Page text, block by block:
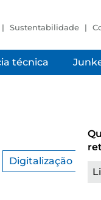
Sustentabilidade
técnica
Digitalização